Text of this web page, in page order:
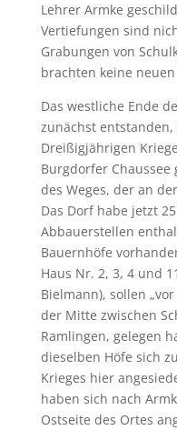
Lehrer Armke
Vertiefungen sind
Grabungen von
brachten keine
Das westliche Ende
zunächst
Dreißigjährigen
Burgdorfer
des Weges, der an
Das Dorf habe jetzt
Abbauerstellen
Bauernhöfe
Haus Nr. 2, 3, 4 und
Bielmann), sollen
der Mitte zwischen
Ramlingen, gelegen
dieselben Höfe sich
Krieges hier
haben sich nach
Ostseite des Ortes